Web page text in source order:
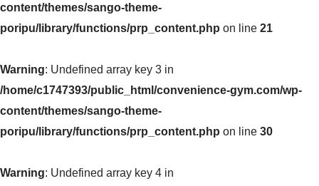
content/themes/sango-theme-
poripu/library/functions/prp_content.php on line 21
Warning: Undefined array key 3 in
/home/c1747393/public_html/convenience-gym.com/wp-
content/themes/sango-theme-
poripu/library/functions/prp_content.php on line 30
Warning: Undefined array key 4 in